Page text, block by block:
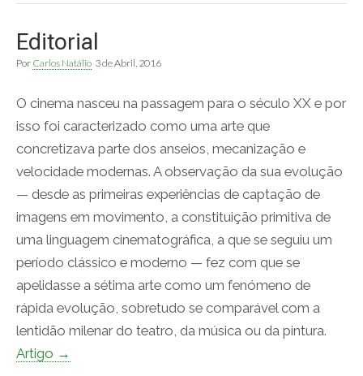
Editorial
Por Carlos Natálio 3 de Abril, 2016
O cinema nasceu na passagem para o século XX e por
isso foi caracterizado como uma arte que
concretizava parte dos anseios, mecanização e
velocidade modernas. A observação da sua evolução
— desde as primeiras experiências de captação de
imagens em movimento, a constituição primitiva de
uma linguagem cinematográfica, a que se seguiu um
período clássico e moderno — fez com que se
apelidasse a sétima arte como um fenómeno de
rápida evolução, sobretudo se comparável com a
lentidão milenar do teatro, da música ou da pintura.
Artigo →